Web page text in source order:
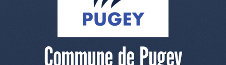
Commune de Pugey